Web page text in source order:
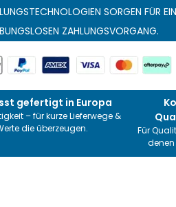
SORGEN FÜR
ZAHLUNGSVORGANG.
gefertigt in Europa
– für kurze Lieferwege &
die überzeugen.
Für